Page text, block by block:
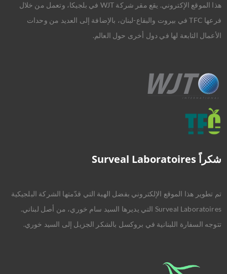
هذا الموقع الإكتروني. يقع مقر شركة WJT في بلجيكا، وتعمل من خلال
فرعها TFC في بيروت والبقاع-لبنان، بالإضافة إلى العديد من وحدات
الأعمال التابعة لها في دول أخرى حول العالم.
شكراً Surveal Laboratoires
تم تطوير هذا الموقع الإلكتروني بفضل الهبة التي قدّمتها الشركة البلجيكية
Surveal Laboratoires التي يديرها السيد سام خوري، من أصل لبناني.
تتوجه السفارة اللبنانية في بروكسل بالشكر الجزيل إلى السيد خوري.